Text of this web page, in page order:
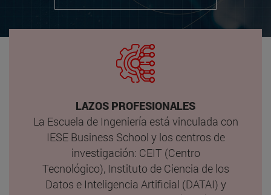
LAZOS PROFESIONALES
La Escuela de Ingeniería está vinculada con
IESE Business School y los centros de
investigación: CEIT (Centro
Tecnológico), Instituto de Ciencia de los
Datos e Inteligencia Artificial (DATAI) y